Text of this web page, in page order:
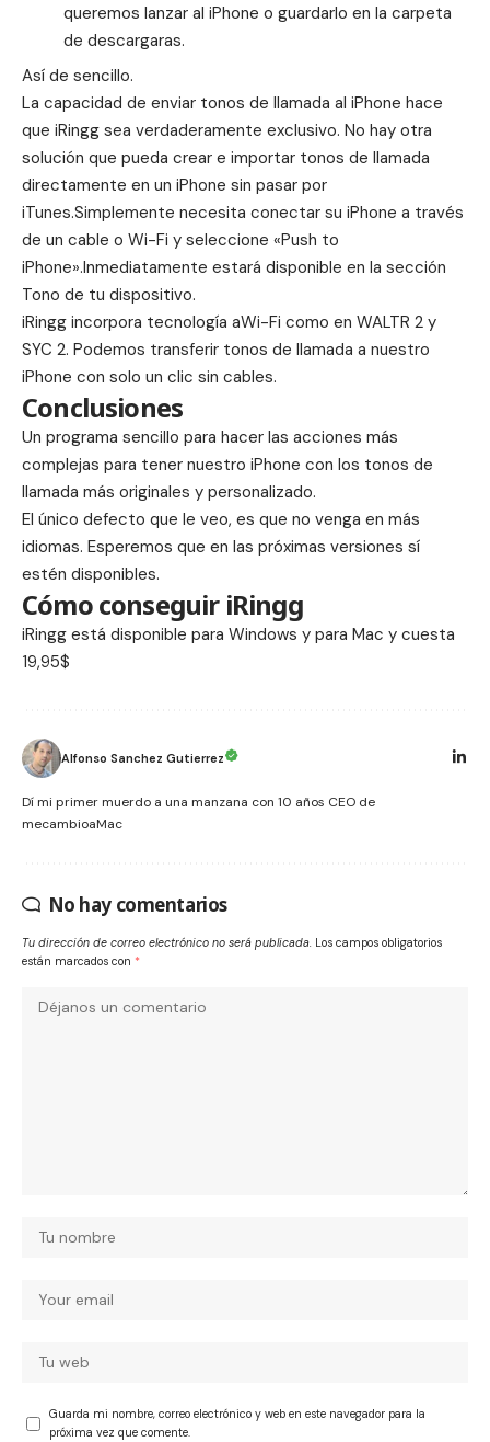
queremos lanzar al iPhone o guardarlo en la carpeta
de descargaras.
Así de sencillo.
La capacidad de enviar tonos de llamada al iPhone hace
que iRingg sea verdaderamente exclusivo. No hay otra
solución que pueda crear e importar tonos de llamada
directamente en un iPhone sin pasar por
iTunes.Simplemente necesita conectar su iPhone a través
de un cable o Wi-Fi y seleccione «Push to
iPhone».Inmediatamente estará disponible en la sección
Tono de tu dispositivo.
iRingg incorpora tecnología aWi-Fi como en WALTR 2 y
SYC 2. Podemos transferir tonos de llamada a nuestro
iPhone con solo un clic sin cables.
Conclusiones
Un programa sencillo para hacer las acciones más
complejas para tener nuestro iPhone con los tonos de
llamada más originales y personalizado.
El único defecto que le veo, es que no venga en más
idiomas. Esperemos que en las próximas versiones sí
estén disponibles.
Cómo conseguir iRingg
iRingg está disponible para Windows y para Mac y cuesta
19,95$
Alfonso Sanchez Gutierrez
Dí mi primer muerdo a una manzana con 10 años CEO de
mecambioaMac
No hay comentarios
Tu dirección de correo electrónico no será publicada. Los campos obligatorios
están marcados con *
Guarda mi nombre, correo electrónico y web en este navegador para la
próxima vez que comente.